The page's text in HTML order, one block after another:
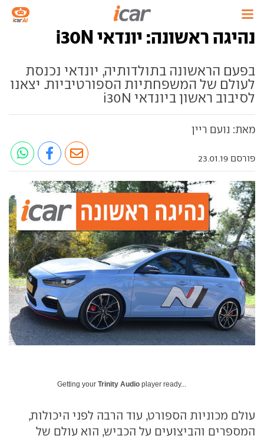
נהיגה ראשונה: יונדאי i30N
בפעם הראשונה בתולדותיה, יונדאי נכנסת
לעולם של המשפחתיות הספורטיביות. יצאנו
לסיבוב ראשון ביונדאי i30N
מאת: נועם ריין
פורסם 23.01.19
Getting your Trinity Audio player ready...
עולם מכוניות הספורט, עוד הרבה לפני היכולות,
המספרים והביצועים על הכביש, הוא עולם של